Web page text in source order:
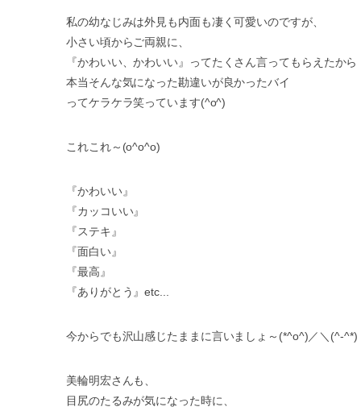
私の幼なじみは外見も内面も凄く可愛いのですが、
小さい頃からご両親に、
『かわいい、かわいい』ってたくさん言ってもらえたから
本当そんな気になった勘違いが良かったバイ
ってケラケラ笑っています(^o^)
これこれ～(o^o^o)
『かわいい』
『カッコいい』
『ステキ』
『面白い』
『最高』
『ありがとう』etc...
今からでも沢山感じたままに言いましょ～(*^o^)／＼(^-^*)
美輪明宏さんも、
目尻のたるみが気になった時に、